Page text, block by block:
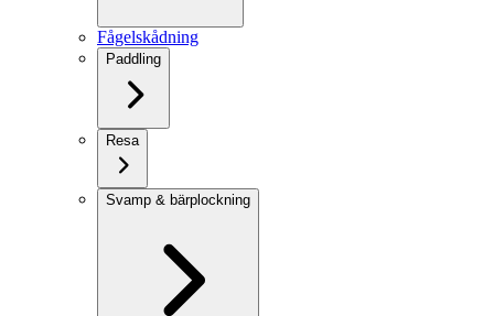
Fågelskådning
Paddling
Resa
Svamp & bärplockning